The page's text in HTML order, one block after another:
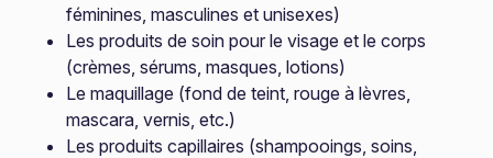
féminines, masculines et unisexes)
Les produits de soin pour le visage et le corps
(crèmes, sérums, masques, lotions)
Le maquillage (fond de teint, rouge à lèvres,
mascara, vernis, etc.)
Les produits capillaires (shampooings, soins,